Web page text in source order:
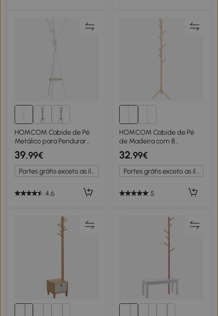
HOMCOM Cabide de Pé
Metálico para Pendurar
Roupa Bolsas com 9
Ganchos e Prateleira
Cabide de Pé Moderno
45x45x180 cm Branco
39,99€
Portes grátis exceto as ilhas
4.6
HOMCOM Cabide de Pé
de Madeira com 8
Ganchos para Pendurar
Roupa e Bolsas Forma de
Árvore para Corredor
Entrada 40x40x165 cm
32,99€
Portes grátis exceto as ilhas
5